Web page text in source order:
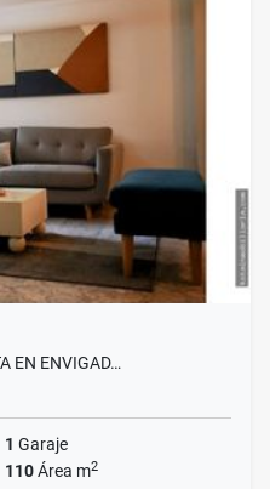
EN ENVIGAD…
1 Garaje
110Área m2